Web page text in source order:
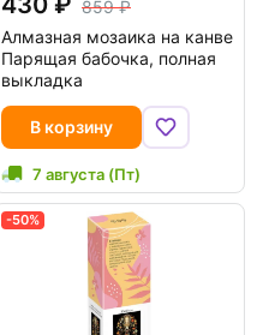
859
Алмазная мозаика на канве
Парящая бабочка, полная
выкладка
В корзину
7 августа (Пт)
-50%